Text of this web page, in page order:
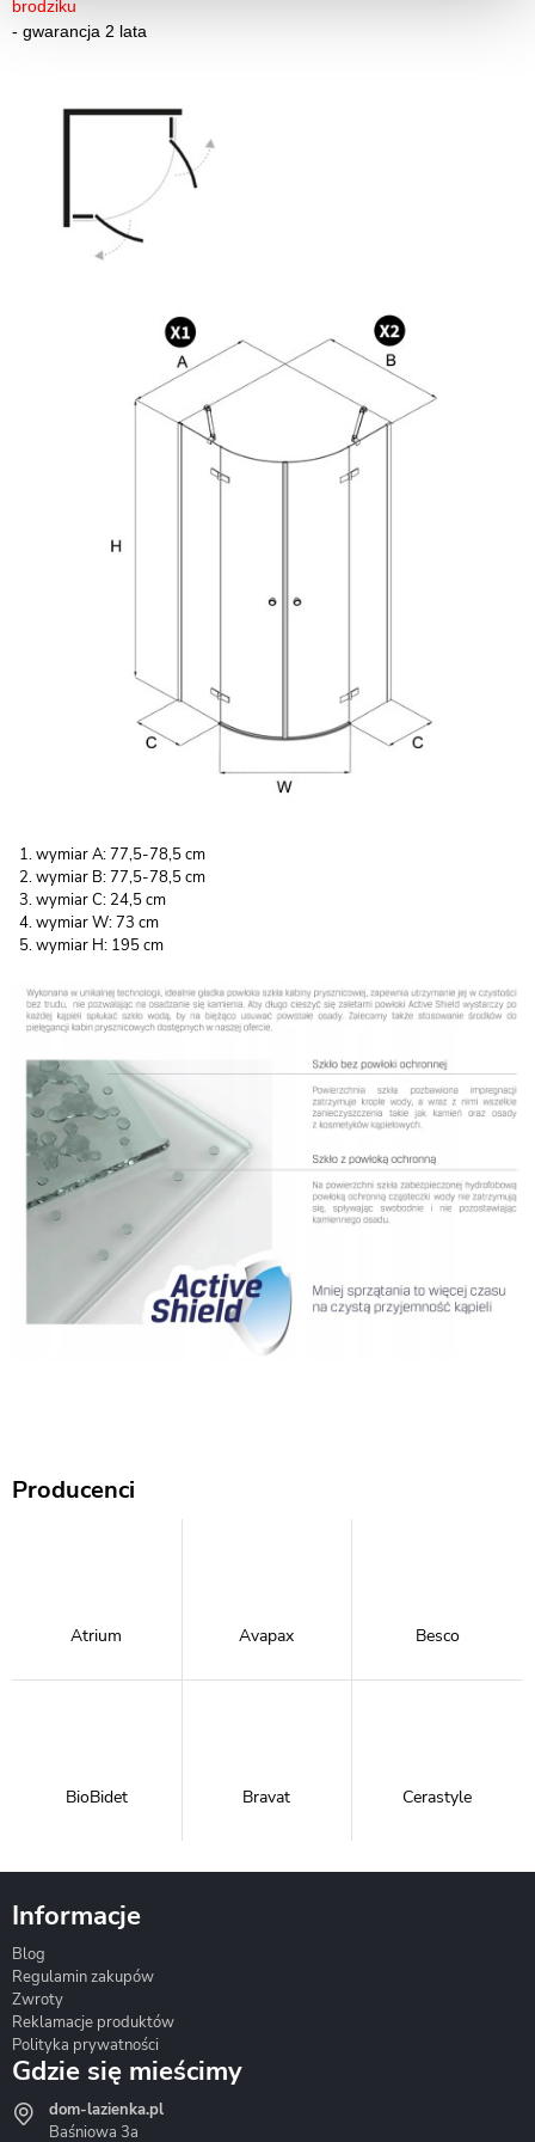
brodziku
- gwarancja 2 lata
wymiar A: 77,5-78,5 cm
wymiar B: 77,5-78,5 cm
wymiar C: 24,5 cm
wymiar W: 73 cm
wymiar H: 195 cm
Producenci
Atrium Avapax Besco
BioBidet Bravat Cerastyle
Hydrostop
Informacje
Blog
Regulamin zakupów
Zwroty
Reklamacje produktów
Polityka prywatności
Gdzie się mieścimy
dom-lazienka.pl
Baśniowa 3a